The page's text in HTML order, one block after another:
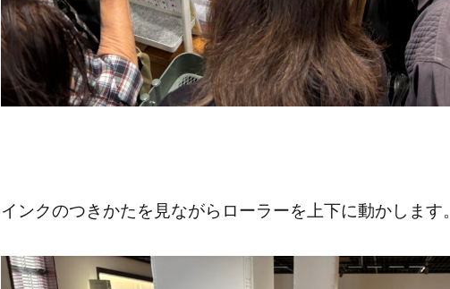
インクのつきかたを見ながらローラーを上下に動かします。